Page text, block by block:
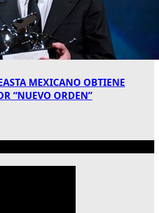
MEXICANO OBTIENE
“NUEVO ORDEN”